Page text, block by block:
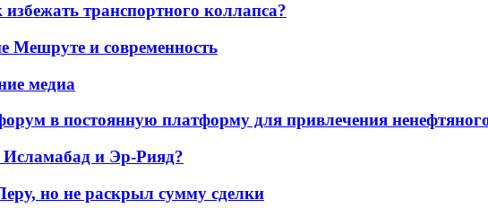
транспортного коллапса?
Мешруте и современность
медиа
в постоянную платформу для привлечения
и Эр-Рияд?
но не раскрыл сумму сделки